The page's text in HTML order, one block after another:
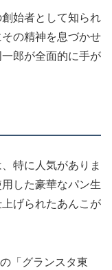
創始者として知られ
の精神を息づかせ
郎が全面的に手が
特に人気がありま
した豪華なパン生
げられたあんこが
「グランスタ東